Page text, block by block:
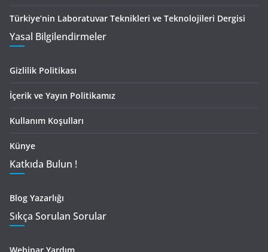
Türkiye’nin Laboratuvar Teknikleri ve Teknolojileri Dergisi
Yasal Bilgilendirmeler
Gizlilik Politikası
İçerik ve Yayın Politikamız
Kullanım Koşulları
Künye
Katkıda Bulun !
Blog Yazarlığı
Sıkça Sorulan Sorular